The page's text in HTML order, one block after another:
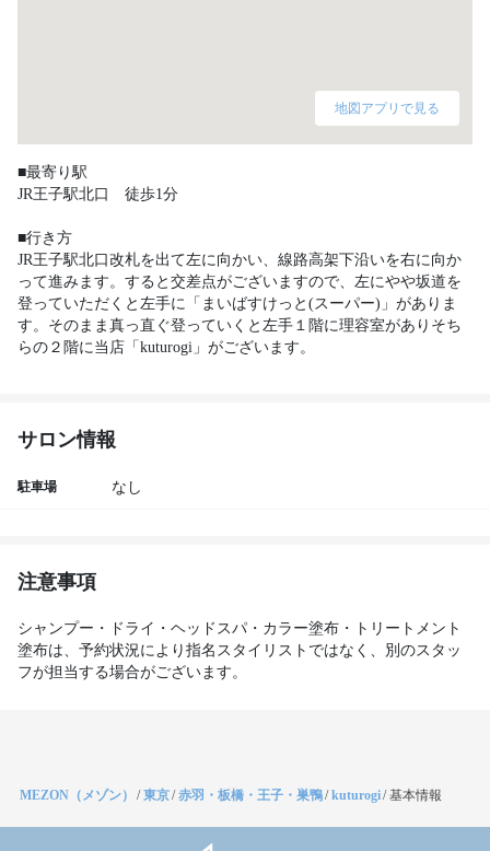
地図アプリで見る
■最寄り駅
JR王子駅北口　徒歩1分
■行き方
JR王子駅北口改札を出て左に向かい、線路高架下沿いを右に向か
って進みます。すると交差点がございますので、左にやや坂道を
登っていただくと左手に「まいばすけっと(スーパー)」がありま
す。そのまま真っ直ぐ登っていくと左手１階に理容室がありそち
サロン情報
駐車場 なし
注意事項
シャンプー・ドライ・ヘッドスパ・カラー塗布・トリートメント
塗布は、予約状況により指名スタイリストではなく、別のスタッ
フが担当する場合がございます。
MEZON（メゾン） /東京/赤羽・板橋・王子・巣鴨/kuturogi/基本情報